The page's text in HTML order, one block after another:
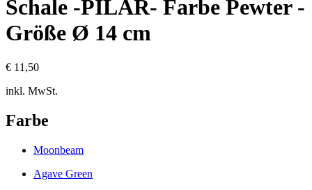
Schale -PILAR- Farbe Pewter -
Größe Ø 14 cm
€ 11,50
inkl. MwSt.
Farbe
Moonbeam
Agave Green